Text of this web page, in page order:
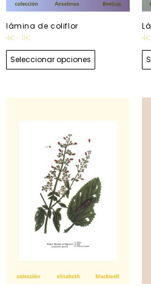
lámina de coliflor
4€ - 11€
Seleccionar opciones
4€